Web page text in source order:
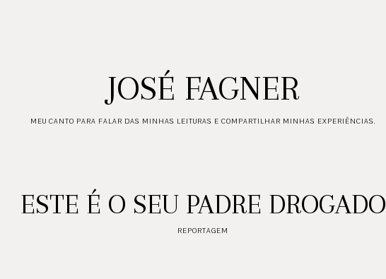
JOSÉ FAGNER
MEU CANTO PARA FALAR DAS MINHAS LEITURAS E COMPARTILHAR MINHAS EXPERIÊNCIAS.
ESTE É O SEU PADRE DROGADO
REPORTAGEM